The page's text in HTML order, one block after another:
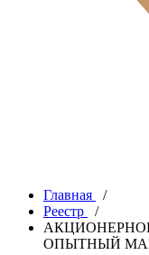
Главная
/
Реестр
/
ОПЫТНЫЙ